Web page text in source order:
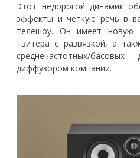
Этот недорогой динамик
эффекты и четкую речь в
телешоу. Он имеет новую
твитера с развязкой, а
среднечастотных/
диффузором компании.